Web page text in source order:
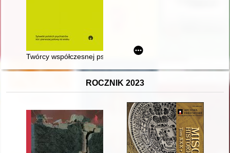
Twórcy współczesnej psychiatrii : sylwetki polskich
ROCZNIK 2023